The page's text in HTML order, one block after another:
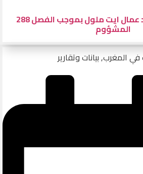
من جديد ، احكام ضد عمال ايت ملول بموجب الفصل 288
المشؤوم
في المغرب,بيانات وتقارير